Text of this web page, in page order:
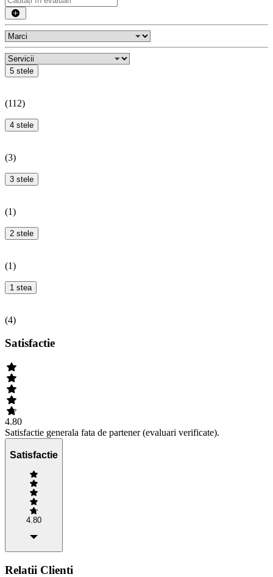
5 stele
(112)
4 stele
(3)
3 stele
(1)
2 stele
(1)
1 stea
(4)
Satisfactie
4.80
Satisfactie generala fata de partener (evaluari verificate).
Satisfactie
4.80
Relatii Clienti